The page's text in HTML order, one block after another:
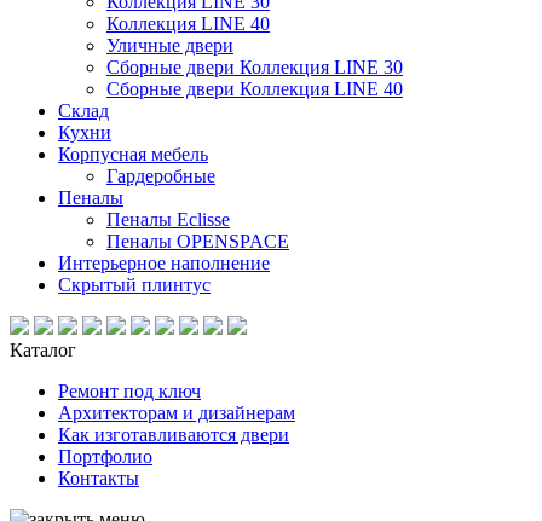
Коллекция LINE 40
Уличные двери
Сборные двери Коллекция LINE 30
Сборные двери Коллекция LINE 40
Склад
Кухни
Корпусная мебель
Гардеробные
Пеналы
Пеналы Eclisse
Пеналы OPENSPACE
Интерьерное наполнение
Скрытый плинтус
Каталог
Ремонт под ключ
Архитекторам и дизайнерам
Как изготавливаются двери
Портфолио
Контакты